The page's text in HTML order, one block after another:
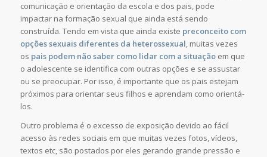
comunicação e orientação da escola e dos pais, pode
impactar na formação sexual que ainda está sendo
construída. Tendo em vista que ainda existe preconceito com
opções sexuais diferentes da heterossexual, muitas vezes
os pais podem não saber como lidar com a situaçãoem que
o adolescente se identifica com outras opções e se assustar
ou se preocupar. Por isso, é importante que os pais estejam
próximos para orientar seus filhos e aprendam como orientá-
los.
Outro problema é o excesso de exposição devido ao fácil
acesso às redes sociais em que muitas vezes fotos, vídeos,
textos etc, são postados por eles gerando grande pressão e